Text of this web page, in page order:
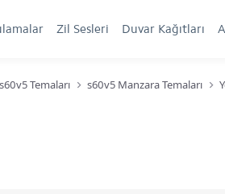
Zil Sesleri Duvar Kağıtları
s60v5 Temaları s60v5 Manzara Temaları